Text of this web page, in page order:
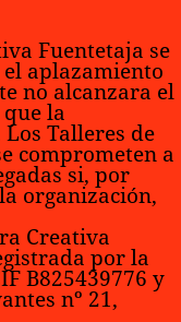
Fuentetaja se
aplazamiento
no alcanzara el
la
Talleres de
comprometen a
si, por
organización,
Creativa
por la
B825439776 y
nº 21,